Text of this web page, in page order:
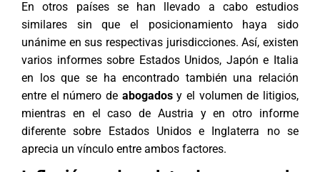
En otros países se han llevado a cabo estudios
similares sin que el posicionamiento haya sido
unánime en sus respectivas jurisdicciones. Así, existen
varios informes sobre Estados Unidos, Japón e Italia
en los que se ha encontrado también una relación
entre el número de abogadosy el volumen de litigios,
mientras en el caso de Austria y en otro informe
diferente sobre Estados Unidos e Inglaterra no se
aprecia un vínculo entre ambos factores.